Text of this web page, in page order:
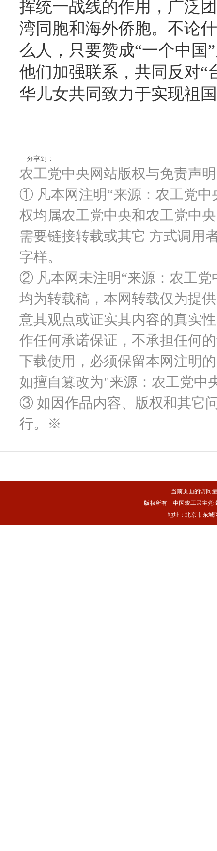
挥统一战线的作用，广泛
湾同胞和海外侨胞。不论
么人，只要赞成“一个中国
他们加强联系，共同反对“
华儿女共同致力于实现祖
分享到：
农工党中央网站版权与免责声
① 凡本网注明“来源：农工党中
权均属农工党中央和农工党中
需要链接转载或其它 方式调用
字样。
② 凡本网未注明“来源：农工党
均为转载稿，本网转载仅为提
意其观点或证实其内容的真实
作任何承诺保证，不承担任何
下载使用，必须保留本网注明
如擅自篡改为"来源：农工党中
③ 如因作品内容、版权和其它
行。※
当前页面的访问
版权所有：中国农工民主党
地址：北京市东城